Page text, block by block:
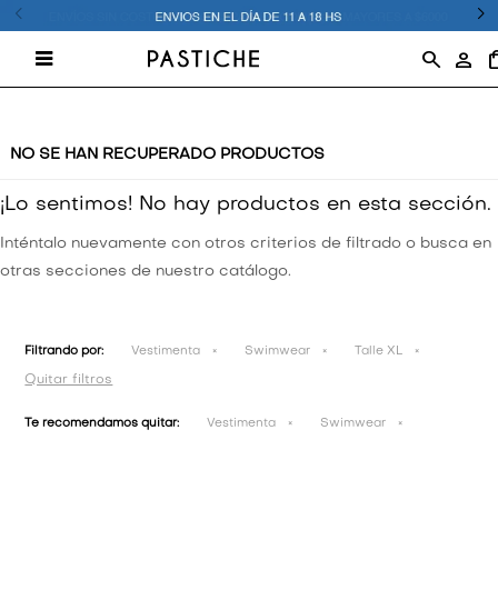

NO SE HAN RECUPERADO PRODUCTOS
¡Lo sentimos! No hay productos en esta sección.
Inténtalo nuevamente con otros criterios de filtrado o busca en
otras secciones de nuestro catálogo.
Filtrando por: Vestimenta Swimwear Talle XL
Quitar filtros
Te recomendamos quitar: Vestimenta Swimwear
VESTIMENTA
JEANS
CAMISETAS Y TOPS
CAMPERAS Y CHALECOS
BUZOS Y SACOS
ACCESORIOS
ZAPATOS
VESTIMENTA
JEANS
CAMISETAS Y TOPS
CAMPERAS Y CHALECOS
BUZOS Y SACOS
ACCESORIOS
ZAPATOS
T-SHIRTS
CAMISAS
CAMPERAS
VESTIMENTA
JEANS
CAMISETAS Y TOPS
BUZOS Y SACOS
CAMISAS Y BLUSAS
15% OFF
20% OFF
25% OFF
40% OFF
50% OFF